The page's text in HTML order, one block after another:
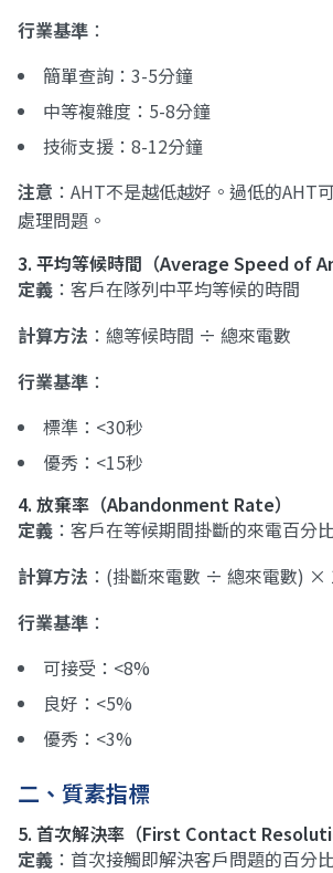
行業基準 ：
簡單查詢：3-5分鐘
中等複雜度：5-8分鐘
技術支援：8-12分鐘
注意 ：AHT不是越低越好。過低的AHT
處理問題。
3. 平均等候時間（Average Speed of
定義 ：客戶在隊列中平均等候的時間
計算方法 ：總等候時間 ÷ 總來電數
行業基準 ：
標準：<30秒
優秀：<15秒
4. 放棄率（Abandonment Rate）
定義 ：客戶在等候期間掛斷的來電百分比
計算方法 ：(掛斷來電數 ÷ 總來電數) ×
行業基準 ：
可接受：<8%
良好：<5%
優秀：<3%
二、質素指標
5. 首次解決率（First Contact
定義 ：首次接觸即解決客戶問題的百分比